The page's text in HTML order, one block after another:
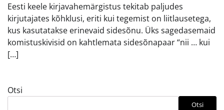
Eesti keele kirjavahemärgistus tekitab paljudes
kirjutajates kõhklusi, eriti kui tegemist on liitlausetega,
kus kasutatakse erinevaid sidesõnu. Üks sagedasemaid
komistuskivisid on kahtlemata sidesõnapaar “nii … kui
[…]
Otsi
Otsi